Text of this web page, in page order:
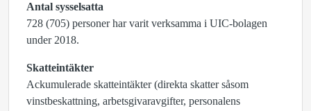
Antal sysselsatta
728 (705) personer har varit verksamma i UIC-bolagen
under 2018.
Skatteintäkter
Ackumulerade skatteintäkter (direkta skatter såsom
vinstbeskattning, arbetsgivaravgifter, personalens